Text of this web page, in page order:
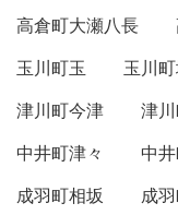
高倉町大瀬八長
玉川町玉
玉川
津川町今津
津
中井町津々
中
成羽町相坂
成